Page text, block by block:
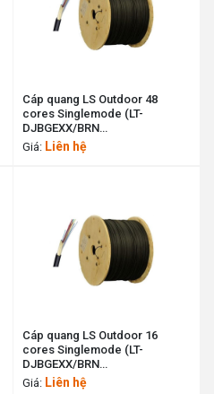
Cáp quang LS Outdoor 48
cores Singlemode (LT-
DJBGEXX/BRN
SE48XX(12T2.00)) LS cable
Giá: Liên hệ
Cáp quang LS Outdoor 16
cores Singlemode (LT-
DJBGEXX/BRN
SE16XX(06T1.80)) LS cable
Giá: Liên hệ